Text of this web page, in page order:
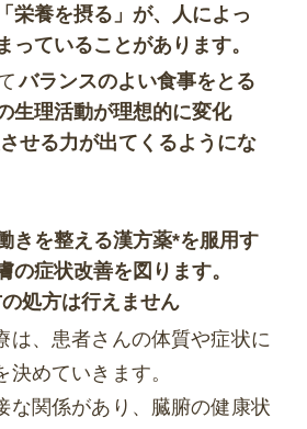
「栄養を摂る」 が、人によっ
っていることがあります。
バランスのよい食事をとる
生理活動が理想的に変化
せる力が出てくるようにな
きを整える漢方薬*を服用す
の症状改善を図ります。
処方は行えません
は、患者さんの体質や症状に
めていきます。
な関係があり、臓腑の健康状